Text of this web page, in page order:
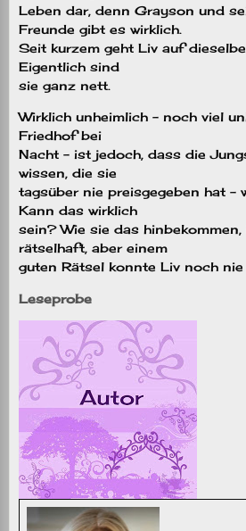
Leben dar, denn Grayson und
Freunde gibt es wirklich.
Seit kurzem geht Liv auf
Eigentlich sind
sie ganz nett.
Wirklich unheimlich – noch viel
Friedhof bei
Nacht – ist jedoch, dass die
wissen, die sie
tagsüber nie preisgegeben hat –
Kann das wirklich
sein? Wie sie das
rätselhaft, aber einem
guten Rätsel konnte Liv noch
Leseprobe